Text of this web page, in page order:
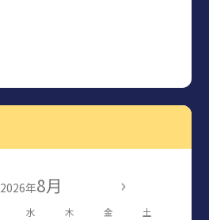
2026年8月
水 木 金 土